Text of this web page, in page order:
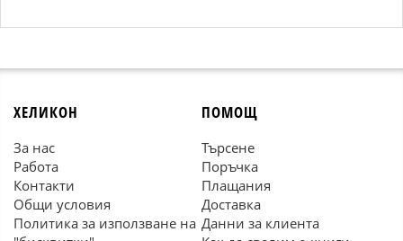
ХЕЛИКОН
За нас
Работа
Контакти
Общи условия
Политика за използване на
ПОМОЩ
Търсене
Поръчка
Плащания
Доставка
Данни за клиента